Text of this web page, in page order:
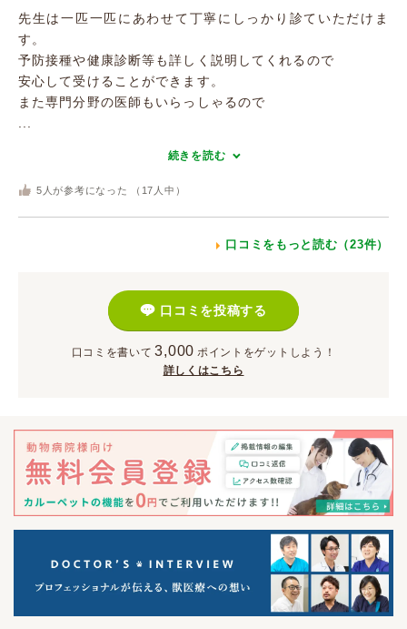
先生は一匹一匹にあわせて丁寧にしっかり診ていただけま
す。
予防接種や健康診断等も詳しく説明してくれるので
安心して受けることができます。
また専門分野の医師もいらっしゃるので
続きを読む
5 人が参考になった （ 17 人中）
口コミをもっと読む（23件）
口コミを投稿する
口コミを書いて 3,000 ポイント をゲットしよう！
詳しくはこちら